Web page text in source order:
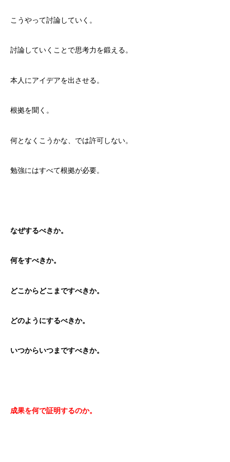
こうやって討論していく。
討論していくことで思考力を鍛える。
本人にアイデアを出させる。
根拠を聞く。
何となくこうかな、では許可しない。
勉強にはすべて根拠が必要。
なぜするべきか。
何をすべきか。
どこからどこまですべきか。
どのようにするべきか。
いつからいつまですべきか。
成果を何で証明するのか。